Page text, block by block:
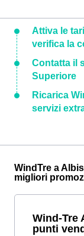
Attiva le
verifica la
Contatta il
Superiore
Ricarica
servizi
WindTre a
migliori
Wind-Tre
punti